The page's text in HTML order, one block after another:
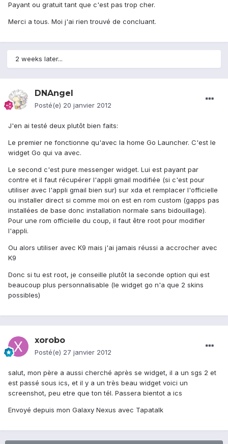
Payant ou gratuit tant que c'est pas trop cher.
Merci a tous. Moi j'ai rien trouvé de concluant.
2 weeks later...
DNAngel
Posté(e) 20 janvier 2012
J'en ai testé deux plutôt bien faits:
Le premier ne fonctionne qu'avec la home Go Launcher. C'est le
widget Go qui va avec.
Le second c'est pure messenger widget. Lui est payant par
contre et il faut récupérer l'appli gmail modifiée (si c'est pour
utiliser avec l'appli gmail bien sur) sur xda et remplacer l'officielle
ou installer direct si comme moi on est en rom custom (gapps pas
installées de base donc installation normale sans bidouillage).
Pour une rom officielle du coup, il faut être root pour modifier
l'appli.
Ou alors utiliser avec K9 mais j'ai jamais réussi a accrocher avec
K9
Donc si tu est root, je conseille plutôt la seconde option qui est
beaucoup plus personnalisable (le widget go n'a que 2 skins
possibles)
xorobo
Posté(e) 27 janvier 2012
salut, mon père a aussi cherché après se widget, il a un sgs 2 et
est passé sous ics, et il y a un très beau widget voici un
screenshot, peu etre que ton tél. Passera bientot a ics
Envoyé depuis mon Galaxy Nexus avec Tapatalk